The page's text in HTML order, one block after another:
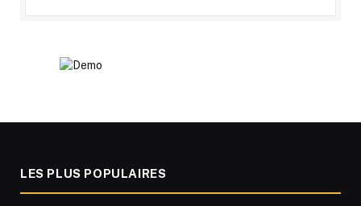
LES PLUS POPULAIRES